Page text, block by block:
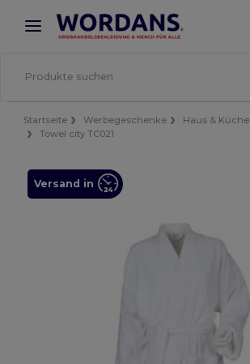
× Wordans App
Bessere Preise in der App!
Startseite Werbegeschenke Haus & Küche
Towel city TC021
Versand in